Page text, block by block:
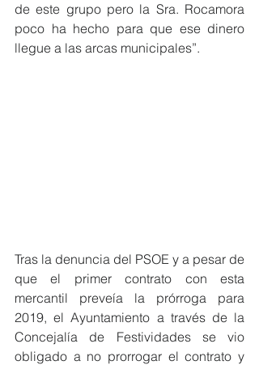
de este grupo pero la Sra. Rocamora
poco ha hecho para que ese dinero
llegue a las arcas municipales”.
Tras la denuncia del PSOE y a pesar de
que el primer contrato con esta
mercantil preveía la prórroga para
2019, el Ayuntamiento a través de la
Concejalía de Festividades se vio
obligado a no prorrogar el contrato y